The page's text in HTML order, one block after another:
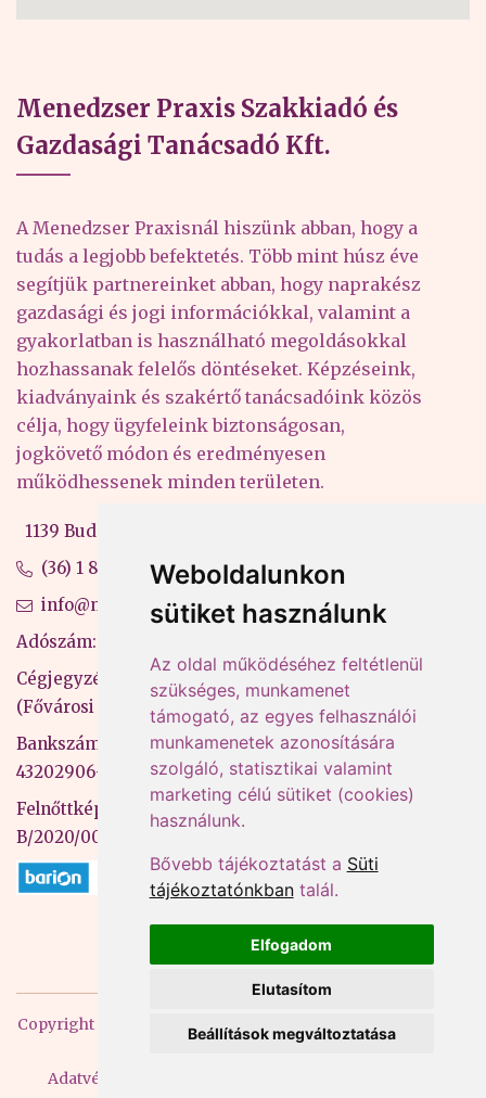
Weboldalunkon
sütiket használunk
Az oldal működéséhez feltétlenül
szükséges, munkamenet
támogató, az egyes felhasználói
munkamenetek azonosítására
szolgáló, statisztikai valamint
marketing célú sütiket (cookies)
használunk.
Bővebb tájékoztatást a Süti
tájékoztatónkbantalál.
Elfogadom
Elutasítom
Beállítások megváltoztatása
Menedzser Praxis Szakkiadó és
Gazdasági Tanácsadó Kft.
A Menedzser Praxisnál hiszünk abban, hogy a
tudás a legjobb befektetés. Több mint húsz éve
segítjük partnereinket abban, hogy naprakész
gazdasági és jogi információkkal, valamint a
gyakorlatban is használható megoldásokkal
hozhassanak felelős döntéseket. Képzéseink,
kiadványaink és szakértő tanácsadóink közös
célja, hogy ügyfeleink biztonságosan,
jogkövető módon és eredményesen
működhessenek minden területen.
1139 Budapest, Váci út 99-105. 4. em.
(36) 1 880 76 00
info@mprx.hu
Adószám: 13598145-2-41
Cégjegyzékszám: 01-09-883770
(Fővárosi Bíróság)
Bankszámlaszám: CIB Bank, 10700581-
43202906-51100005
Felnőttképzési nyilvántartási szám:
B/2020/000053
Copyright 2026 Mprx. Minden jog fenntartva
Adatvédelem